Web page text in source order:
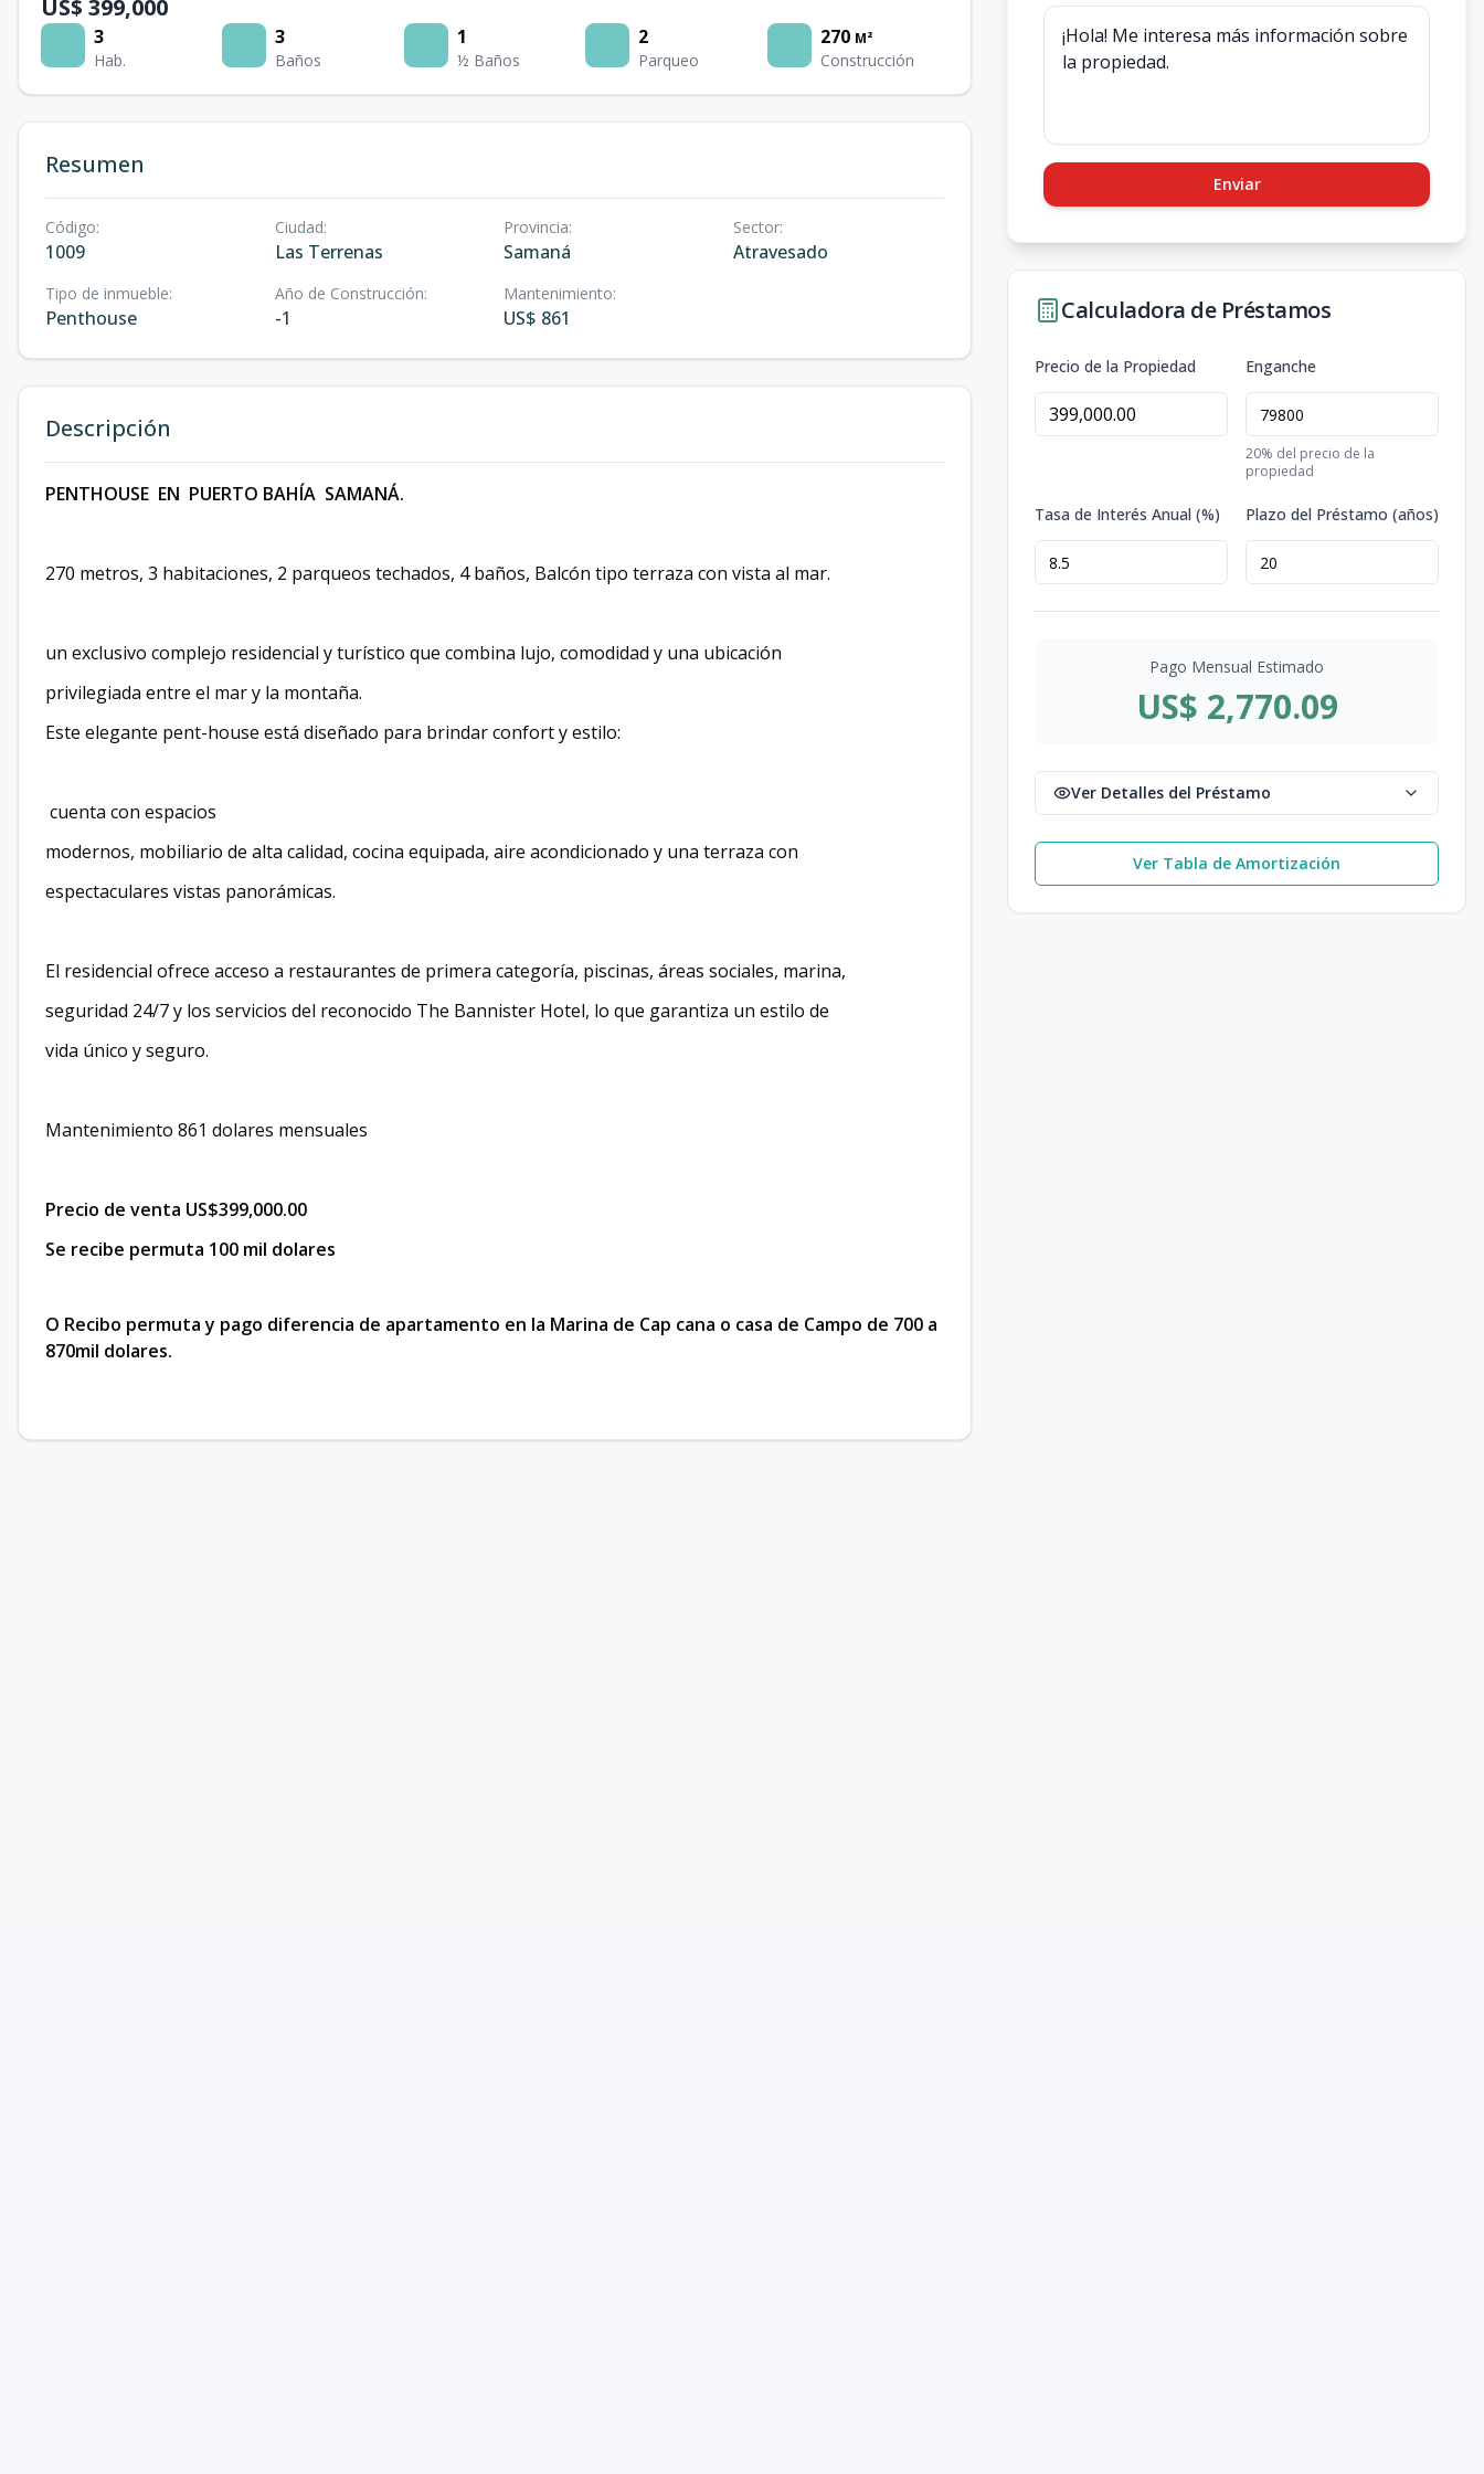
US$ 399,000
3
Hab.
3
Baños
1
½ Baños
2
Parqueo
270 M²
Construcción
Resumen
Código:
1009
Ciudad:
Las Terrenas
Provincia:
Samaná
Sector:
Atravesado
Tipo de inmueble:
Penthouse
Año de Construcción:
-1
Mantenimiento:
US$ 861
Descripción
PENTHOUSE EN PUERTO BAHÍA SAMANÁ.
270 metros, 3 habitaciones, 2 parqueos techados, 4 baños, Balcón tipo terraza con vista al mar.
un exclusivo complejo residencial y turístico que combina lujo, comodidad y una ubicación
privilegiada entre el mar y la montaña.
Este elegante pent-house está diseñado para brindar confort y estilo:
cuenta con espacios
modernos, mobiliario de alta calidad, cocina equipada, aire acondicionado y una terraza con
espectaculares vistas panorámicas.
El residencial ofrece acceso a restaurantes de primera categoría, piscinas, áreas sociales, marina,
seguridad 24/7 y los servicios del reconocido The Bannister Hotel, lo que garantiza un estilo de
vida único y seguro.
Mantenimiento 861 dolares mensuales
Precio de venta US$399,000.00
Se recibe permuta 100 mil dolares
O Recibo permuta y pago diferencia de apartamento en la Marina de Cap cana o casa de Campo de 700 a
870mil dolares.
Enviar
Calculadora de Préstamos
Precio de la Propiedad Enganche
20% del precio de la
propiedad
Tasa de Interés Anual (%) Plazo del Préstamo (años)
Pago Mensual Estimado
US$ 2,770.09
Ver Detalles del Préstamo
Ver Tabla de Amortización